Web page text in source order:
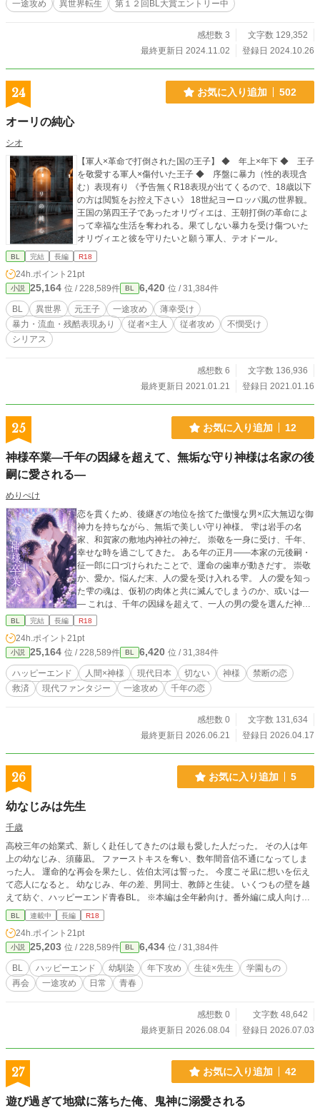
す。
一途攻め 異世界転生 第１２回BL大賞エントリー中
感想数 3
文字数 129,352
最終更新日 2024.11.02
登録日 2024.10.26
24 お気に入り追加 502
オーリの純心
シオ
【軍人×革命で打倒された国の王子】 ◆ 年上×年下 ◆ 王子
を敬愛する軍人×傷付いた王子 ◆ 序盤に暴力（性的表現含
む）表現有り 《予告無くR18表現が出てくるので、18歳以下
の方は閲覧をお控え下さい》 18世紀ヨーロッパ風の世界観。
王国の第四王子であったオリヴィエは、王朝打倒の革命によ
って幸福な生活を奪われる。果てしない暴力を受け傷ついた
オリヴィエと彼を守りたいと願う軍人、テオドール。
BL 完結 長編 R18
24h.ポイント 21pt
小説 25,164 位 / 228,589件 BL 6,420 位 / 31,384件
BL 異世界 元王子 一途攻め
薄幸受け
暴力・流血・残酷表現あり
従者×主人 従者攻め
不憫受け
シリアス
感想数 6
文字数 136,936
最終更新日 2021.01.21
登録日 2021.01.16
25 お気に入り追加 12
神様卒業―千年の因縁を超えて、無垢な守り神様は名家の後
嗣に愛される―
めりぺけ
恋を貫くため、後継ぎの地位を捨てた傲慢な男×広大無辺な御
神力を持ちながら、無垢で美しい守り神様。 雫は岩手の名
家、和賀家の敷地内神社の神だ。 崇敬を一身に受け、千年、
幸せな時を過ごしてきた。 ある年の正月――本家の元後嗣・
征一郎に口づけられたことで、運命の歯車が動きだす。 崇敬
か、愛か。悩んだ末、人の愛を受け入れる雫。 人の愛を知っ
た雫の魂は、仮初の肉体と共に滅んでしまうのか、或いは―
― これは、千年の因縁を超えて、一人の男の愛を選んだ神の
物語。 受けに相応しい男になろうと頑張る一途な攻めと、そ
BL 完結 長編 R18
24h.ポイント 21pt
小説 25,164 位 / 228,589件 BL 6,420 位 / 31,384件
ハッピーエンド 人間×神様 現代日本 切ない 神様
禁断の恋
救済
現代ファンタジー 一途攻め 千年の恋
感想数 0
文字数 131,634
最終更新日 2026.06.21
登録日 2026.04.17
26 お気に入り追加 5
幼なじみは先生
千歳
高校三年の始業式、新しく赴任してきたのは最も愛した人だった。 その人は年
上の幼なじみ、須藤凪。 ファーストキスを奪い、数年間音信不通になってしま
った人。 運命的な再会を果たし、佐伯太河は誓った。 今度こそ凪に想いを伝え
て恋人になると。 幼なじみ、年の差、男同士、教師と生徒。 いくつもの壁を越
えて紡ぐ、ハッピーエンド青春BL。 ※本編は全年齢向け。番外編に成人向け要
素を含む予定です。 【登場人物】 須藤 凪(すどうなぎ) 22歳 国語教師 佐伯 太河
(さえきたいが) 18歳 高校3年生
BL 連載中 長編 R18
24h.ポイント 21pt
小説 25,203 位 / 228,589件 BL 6,434 位 / 31,384件
BL ハッピーエンド 幼馴染 年下攻め 生徒×先生
学園もの
再会
一途攻め 日常 青春
感想数 0
文字数 48,642
最終更新日 2026.08.04
登録日 2026.07.03
27 お気に入り追加 42
遊び過ぎて地獄に落ちた俺、鬼神に溺愛される